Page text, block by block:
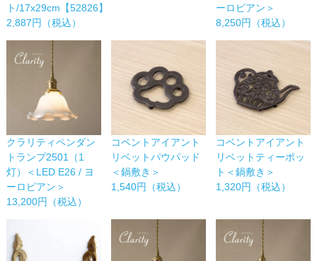
ト/17x29cm【52826】
2,887円（税込）
ーロピアン＞
8,250円（税込）
クラリティペンダン
トランプ2501（1
灯）＜LED E26 / ヨ
ーロピアン＞
13,200円（税込）
コベントアイアント
リベットパウパッド
＜鍋敷き＞
1,540円（税込）
コベントアイアント
リベットティーポッ
ト＜鍋敷き＞
1,320円（税込）